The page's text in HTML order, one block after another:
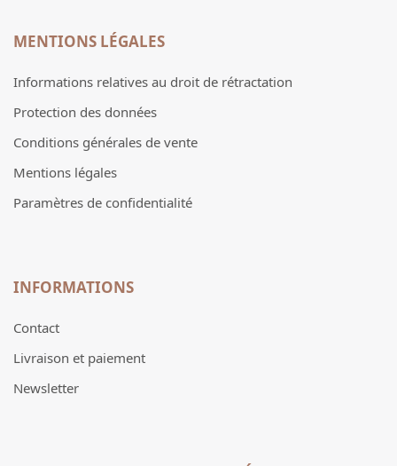
MENTIONS LÉGALES
Informations relatives au droit de rétractation
Protection des données
Conditions générales de vente
Mentions légales
Paramètres de confidentialité
INFORMATIONS
Contact
Livraison et paiement
Newsletter